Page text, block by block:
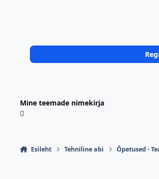
Mine teemade nimekirja
Esileht Tehniline abi Õpetused -